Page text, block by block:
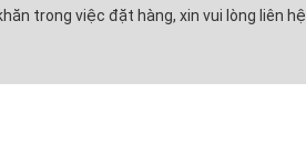
trong việc đặt hàng, xin vui lòng liên hệ